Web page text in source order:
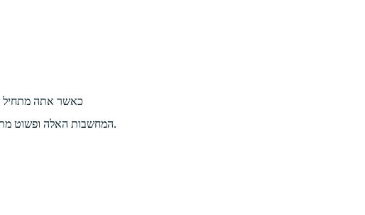
כאשר אתה מתחיל
המחשבות האלה ופשוט מתחיל את היום כך, אתה מניח את עצמך במידת חסרון, מכיוון שיש כל כך הרבה דברים לעשות בו זמנית, ויתכן שאתה לא יודע מאיפה להתחיל.